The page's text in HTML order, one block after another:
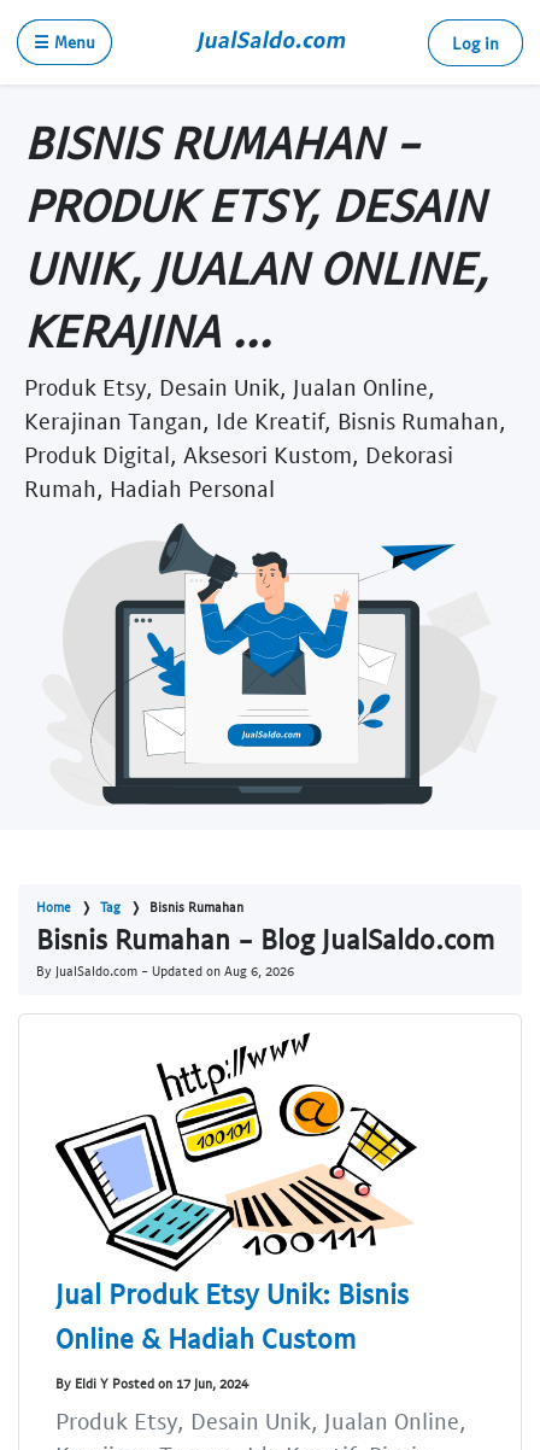
☰ Menu Log in
BISNIS RUMAHAN -
PRODUK ETSY, DESAIN
UNIK, JUALAN ONLINE,
KERAJINA ...
Produk Etsy, Desain Unik, Jualan Online,
Kerajinan Tangan, Ide Kreatif, Bisnis Rumahan,
Produk Digital, Aksesori Kustom, Dekorasi
Rumah, Hadiah Personal
Home Tag Bisnis Rumahan
Bisnis Rumahan - Blog JualSaldo.com
By JualSaldo.com - Updated on Aug 6, 2026
Jual Produk Etsy Unik: Bisnis
Online & Hadiah Custom
By Eldi Y Posted on 17 Jun, 2024
Produk Etsy, Desain Unik, Jualan Online,